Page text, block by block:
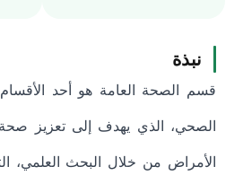
نبذة
قسم الصحة العامة هو أحد
الصحي، الذي يهدف إلى تعزيز صحة
الأمراض من خلال البحث العلمي،